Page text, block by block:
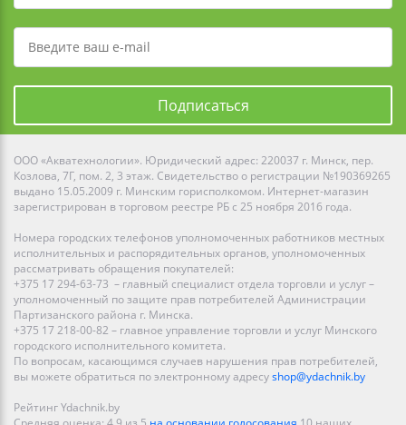
Подписаться
ООО «Акватехнологии». Юридический адрес: 220037 г. Минск, пер.
Козлова, 7Г, пом. 2, 3 этаж. Свидетельство о регистрации №190369265
выдано 15.05.2009 г. Минским горисполкомом. Интернет-магазин
зарегистрирован в торговом реестре РБ с 25 ноября 2016 года.
Номера городских телефонов уполномоченных работников местных
исполнительных и распорядительных органов, уполномоченных
рассматривать обращения покупателей:
+375 17 294-63-73 – главный специалист отдела торговли и услуг –
уполномоченный по защите прав потребителей Администрации
Партизанского района г. Минска.
+375 17 218-00-82 – главное управление торговли и услуг Минского
городского исполнительного комитета.
По вопросам, касающимся случаев нарушения прав потребителей,
вы можете обратиться по электронному адресуshop@ydachnik.by
Рейтинг Ydachnik.by